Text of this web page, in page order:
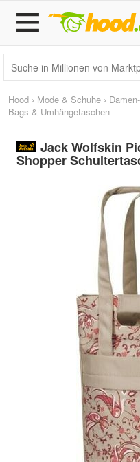
Hood › Mode & Schuhe ›
Bags & Umhängetaschen
Jack Wolfskin
Shopper